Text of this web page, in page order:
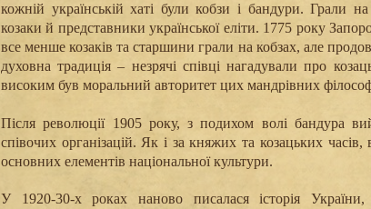
кожній українській хаті були кобзи і бандури. Грали на
козаки й представники української еліти. 1775 року
все менше козаків та старшини грали на кобзах, але
духовна традиція – незрячі співці нагадували про
високим був моральний авторитет цих мандрівних
Після революції 1905 року, з подихом волі бандура
співочих організацій. Як і за княжих та козацьких
основних елементів національної культури.
У 1920-30-х роках наново писалася історія України,